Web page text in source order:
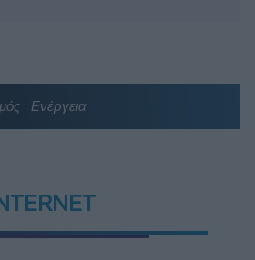
Ενέργεια